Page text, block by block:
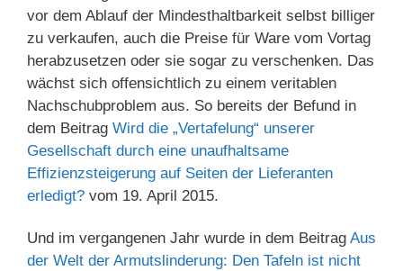
vor dem Ablauf der Mindesthaltbarkeit selbst billiger
zu verkaufen, auch die Preise für Ware vom Vortag
herabzusetzen oder sie sogar zu verschenken. Das
wächst sich offensichtlich zu einem veritablen
Nachschubproblem aus. So bereits der Befund in
dem Beitrag Wird die „Vertafelung“ unserer
Gesellschaft durch eine unaufhaltsame
Effizienzsteigerung auf Seiten der Lieferanten
erledigt? vom 19. April 2015.
Und im vergangenen Jahr wurde in dem Beitrag Aus
der Welt der Armutslinderung: Den Tafeln ist nicht